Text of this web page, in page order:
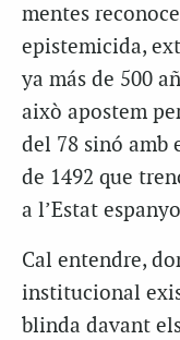
mentes
epistemicida,
ya más de 500
això apostem
del 78 sinó amb
de 1492 que
a l’Estat
Cal entendre,
institucional
blinda davant